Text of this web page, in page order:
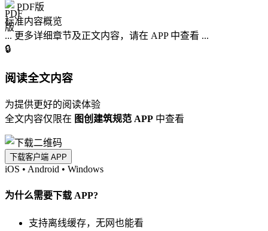
PDF版
标准内容概览
... 更多详细章节及正文内容，请在 APP 中查看 ...
🔒
阅读全文内容
为提供更好的阅读体验
全文内容仅限在 图创建筑规范 APP 中查看
下载客户端 APP
iOS • Android • Windows
为什么需要下载 APP?
支持离线缓存，无网也能看